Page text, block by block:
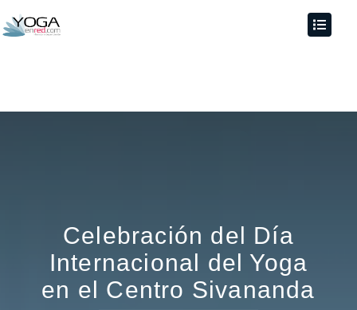
Celebración del Día
Internacional del Yoga
en el Centro Sivananda